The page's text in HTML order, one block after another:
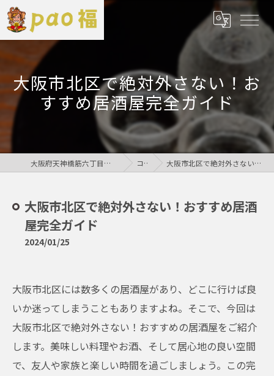
大阪市北区で絶対外さない！お
すすめ居酒屋完全ガイド
大阪府天神橋筋六丁目の居酒屋なら鶏居酒屋pao福 コラム 大阪市北区で絶対外さない！おすすめ居酒屋完全ガイド
大阪市北区で絶対外さない！おすすめ居酒
屋完全ガイド
2024/01/25
大阪市北区には数多くの居酒屋があり、どこに行けば良
いか迷ってしまうこともありますよね。そこで、今回は
大阪市北区で絶対外さない！おすすめの居酒屋をご紹介
します。美味しい料理やお酒、そして居心地の良い空間
で、友人や家族と楽しい時間を過ごしましょう。この完